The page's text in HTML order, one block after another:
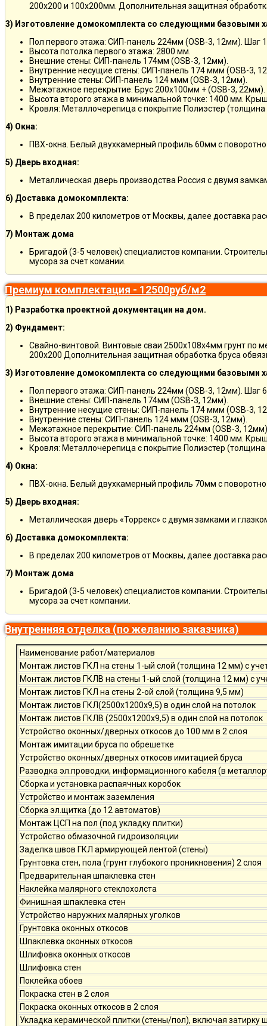
200х200 и 100х200мм. Дополнительная защитная
3) Изготовление домокомплекта со следующими базовыми
Пол первого этажа: СИП-панель 224мм (OSB-3, 12мм). Шаг
Высота потолка первого этажа: 2800 мм.
Внешние стены: СИП-панель 174мм (OSB-3, 12мм).
Внутренние несущие стены: СИП-панель 174 ммм (OSB-3,
Внутренние стены: СИП-панель 124 ммм (OSB-3, 12мм).
Межэтажное перекрытие: Брус 200х100мм + (OSB-3, 22мм).
Высота второго этажа в минимальной точке: 1400 мм.
Кровля: Металлочерепица с покрытие Полиэстер
4) Окна:
ПВХ-окна. Белый двухкамерный профиль 60мм с
5) Дверь входная:
Металлическая дверь производства Россия с двумя
6) Доставка домокомплекта:
В пределах 200 километров от Москвы, далее доставка
7) Монтаж дома
Бригадой (3-5 человек) специалистов компании.
мусора за счет комании.
Премиум комплектация - 12500руб/м2
1) Разработка проектной документации на дом.
2) Фундамент:
Свайно-винтовой. Винтовые сваи 2500х108х4мм грунт по
200х200 Дополнительная защитная обработка бруса
3) Изготовление домокомплекта со следующими базовыми
Пол первого этажа: СИП-панель 224мм (OSB-3, 12мм). Шаг
Внешние стены: СИП-панель 174мм (OSB-3, 12мм).
Внутренние несущие стены: СИП-панель 174 ммм (OSB-3,
Внутренние стены: СИП-панель 124 ммм (OSB-3, 12мм).
Межэтажное перекрытие: СИП-панель 224мм (OSB-3,
Высота второго этажа в минимальной точке: 1400 мм.
Кровля: Металлочерепица с покрытие Полиэстер
4) Окна:
ПВХ-окна. Белый двухкамерный профиль 70мм с
5) Дверь входная:
Металлическая дверь «Торрекс» с двумя замками и
6) Доставка домокомплекта:
В пределах 200 километров от Москвы, далее доставка
7) Монтаж дома
Бригадой (3-5 человек) специалистов компании.
мусора за счет компании.
Внутренняя отделка (по желанию заказчика)
Наименование работ/материалов
Монтаж листов ГКЛ на стены 1-ый слой (толщина 12 мм) с
Монтаж листов ГКЛВ на стены 1-ый слой (толщина 12 мм) с
Монтаж листов ГКЛ на стены 2-ой слой (толщина 9,5 мм)
Монтаж листов ГКЛ(2500х1200х9,5) в один слой на потолок
Монтаж листов ГКЛВ (2500х1200х9,5) в один слой на потолок
Устройство оконных/дверных откосов до 100 мм в 2 слоя
Монтаж имитации бруса по обрешетке
Устройство оконных/дверных откосов имитацией бруса
Разводка эл.проводки, информационного кабеля (в
Сборка и установка распаячных коробок
Устройство и монтаж заземления
Сборка эл.щитка (до 12 автоматов)
Монтаж ЦСП на пол (под укладку плитки)
Устройство обмазочной гидроизоляции
Заделка швов ГКЛ армирующей лентой (стены)
Грунтовка стен, пола (грунт глубокого проникновения) 2 слоя
Предварительная шпаклевка стен
Наклейка малярного стеклохолста
Финишная шпаклевка стен
Устройство наружних малярных уголков
Грунтовка оконных откосов
Шпаклевка оконных откосов
Шлифовка оконных откосов
Шлифовка стен
Поклейка обоев
Покраска стен в 2 слоя
Покраска оконных откосов в 2 слоя
Укладка керамической плитки (стены/пол), включая затирку